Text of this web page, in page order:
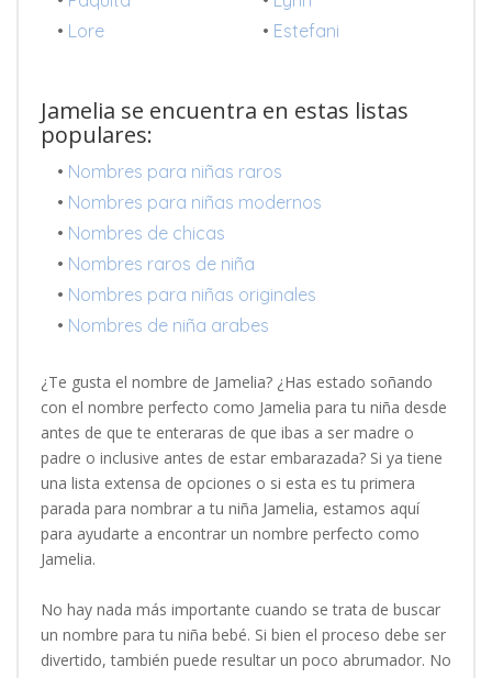
• Lore • Estefani
Jamelia se encuentra en estas listas
populares:
• Nombres para niñas raros
• Nombres para niñas modernos
• Nombres de chicas
• Nombres raros de niña
• Nombres para niñas originales
• Nombres de niña arabes
¿Te gusta el nombre de Jamelia? ¿Has estado soñando
con el nombre perfecto como Jamelia para tu niña desde
antes de que te enteraras de que ibas a ser madre o
padre o inclusive antes de estar embarazada? Si ya tiene
una lista extensa de opciones o si esta es tu primera
parada para nombrar a tu niña Jamelia, estamos aquí
para ayudarte a encontrar un nombre perfecto como
Jamelia.
No hay nada más importante cuando se trata de buscar
un nombre para tu niña bebé. Si bien el proceso debe ser
divertido, también puede resultar un poco abrumador. No